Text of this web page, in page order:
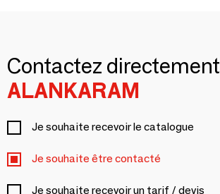
Contactez directement
ALANKARAM
Je souhaite recevoir le catalogue
Je souhaite être contacté
Je souhaite recevoir un tarif / devis